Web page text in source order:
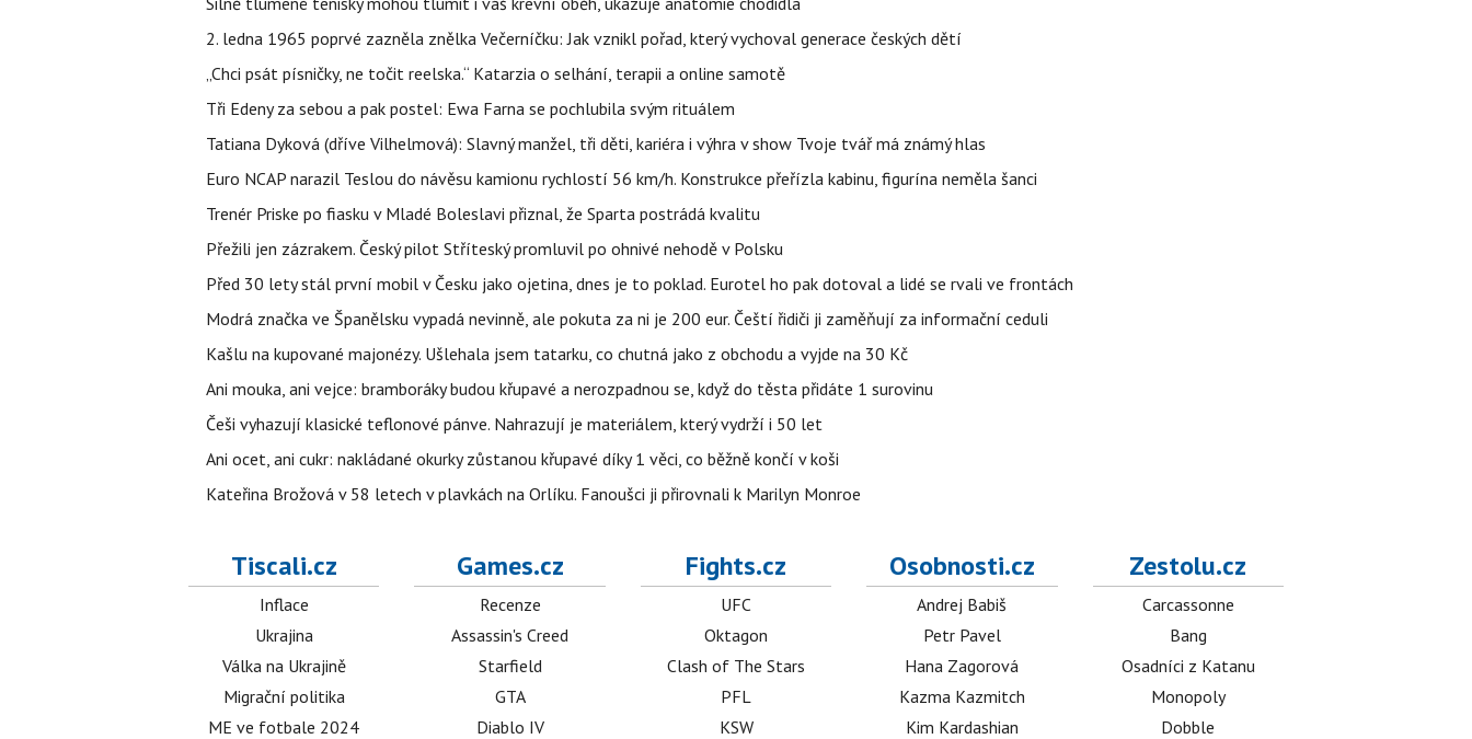
2. ledna 1965 poprvé zazněla znělka Večerníčku: Jak vznikl pořad, který vychoval generace českých dětí
„Chci psát písničky, ne točit reelska.“ Katarzia o selhání, terapii a online samotě
Tři Edeny za sebou a pak postel: Ewa Farna se pochlubila svým rituálem
Tatiana Dyková (dříve Vilhelmová): Slavný manžel, tři děti, kariéra i výhra v show Tvoje tvář má známý hlas
Euro NCAP narazil Teslou do návěsu kamionu rychlostí 56 km/h. Konstrukce přeřízla kabinu, figurína neměla šanci
Trenér Priske po fiasku v Mladé Boleslavi přiznal, že Sparta postrádá kvalitu
Přežili jen zázrakem. Český pilot Stříteský promluvil po ohnivé nehodě v Polsku
Před 30 lety stál první mobil v Česku jako ojetina, dnes je to poklad. Eurotel ho pak dotoval a lidé se rvali ve frontách
Modrá značka ve Španělsku vypadá nevinně, ale pokuta za ni je 200 eur. Čeští řidiči ji zaměňují za informační ceduli
Kašlu na kupované majonézy. Ušlehala jsem tatarku, co chutná jako z obchodu a vyjde na 30 Kč
Ani mouka, ani vejce: bramboráky budou křupavé a nerozpadnou se, když do těsta přidáte 1 surovinu
Češi vyhazují klasické teflonové pánve. Nahrazují je materiálem, který vydrží i 50 let
Ani ocet, ani cukr: nakládané okurky zůstanou křupavé díky 1 věci, co běžně končí v koši
Kateřina Brožová v 58 letech v plavkách na Orlíku. Fanoušci ji přirovnali k Marilyn Monroe
Tiscali.cz
Inflace
Ukrajina
Válka na Ukrajině
Migrační politika
ME ve fotbale 2024
Games.cz
Recenze
Assassin's Creed
Starfield
GTA
Diablo IV
Fights.cz
UFC
Oktagon
Clash of The Stars
PFL
KSW
Osobnosti.cz
Andrej Babiš
Petr Pavel
Hana Zagorová
Kazma Kazmitch
Kim Kardashian
Zestolu.cz
Carcassonne
Bang
Osadníci z Katanu
Monopoly
Dobble